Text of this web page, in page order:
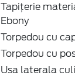
Tapițerie
Ebony
Torpedou cu
Torpedou cu
Usa laterala